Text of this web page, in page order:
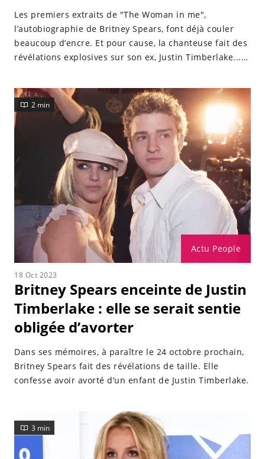
Les premiers extraits de "The Woman in me",
l’autobiographie de Britney Spears, font déjà couler
beaucoup d’encre. Et pour cause, la chanteuse fait des
révélations explosives sur son ex, Justin Timberlake...
Découvrez sa réaction !
Actu People
2 min
18 Oct 2023
Britney Spears enceinte de Justin
Timberlake : elle se serait sentie
obligée d’avorter
Dans ses mémoires, à paraître le 24 octobre prochain,
Britney Spears fait des révélations de taille. Elle
confesse avoir avorté d’un enfant de Justin Timberlake.
3 min